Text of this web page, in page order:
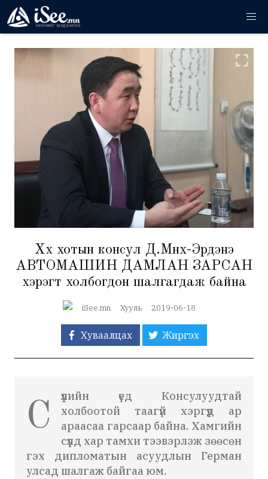
Хөх хотын консул Д.Мөнх-Эрдэнэ
АВТОМАШИН ДАМЛАН ЗАРСАН
хэрэгт холбогдон шалгагдаж байна
iSee.mn Хууль 2019-06-18
Хуваалцах Жиргэх
С
үүлийн үед Консулуудтай
холбоотой таагүй хэргүүд ар
араасаа гарсаар байна. Хамгийн
сүүлд хар тамхи тээвэрлэж зөөсөн
гэх дипломатын асуудлын Герман
улсад шалгаж байгаа юм.